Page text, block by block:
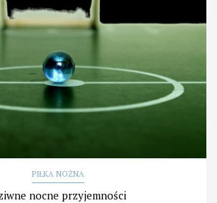
PIŁKA NOŻNA
nocne przyjemności